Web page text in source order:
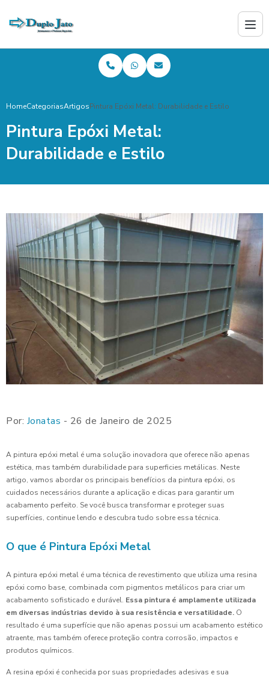
HomeCategoriasArtigosPintura Epóxi Metal: Durabilidade e Estilo
Pintura Epóxi Metal:
Durabilidade e Estilo
Por: Jonatas - 26 de Janeiro de 2025
A pintura epóxi metal é uma solução inovadora que oferece não apenas
estética, mas também durabilidade para superficies metálicas. Neste
artigo, vamos abordar os principais benefícios da pintura epóxi, os
cuidados necessários durante a aplicação e dicas para garantir um
acabamento perfeito. Se você busca transformar e proteger suas
superfícies, continue lendo e descubra tudo sobre essa técnica.
O que é Pintura Epóxi Metal
A pintura epóxi metal é uma técnica de revestimento que utiliza uma resina
epóxi como base, combinada com pigmentos metálicos para criar um
acabamento sofisticado e durável. Essa pintura é amplamente utilizada
em diversas indústrias devido à sua resistência e versatilidade. O
resultado é uma superfície que não apenas possui um acabamento estético
atraente, mas também oferece proteção contra corrosão, impactos e
produtos químicos.
A resina epóxi é conhecida por suas propriedades adesivas e sua